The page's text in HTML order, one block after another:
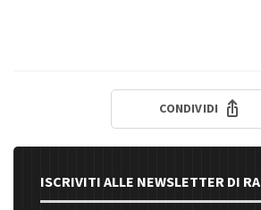
CONDIVIDI
ISCRIVITI ALLE NEWSLETTER DI